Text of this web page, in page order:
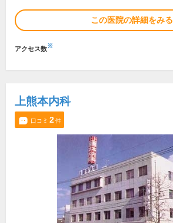
この医院の詳細をみる
アクセス数※
上熊本内科
口コミ 2件